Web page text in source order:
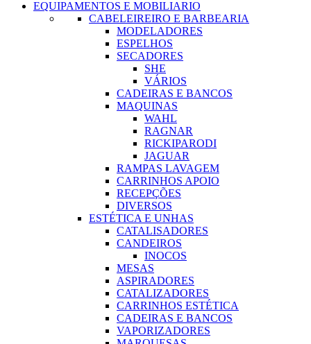
EQUIPAMENTOS E MOBILIARIO
CABELEIREIRO E BARBEARIA
MODELADORES
ESPELHOS
SECADORES
SHE
VÁRIOS
CADEIRAS E BANCOS
MAQUINAS
WAHL
RAGNAR
RICKIPARODI
JAGUAR
RAMPAS LAVAGEM
CARRINHOS APOIO
RECEPÇÕES
DIVERSOS
ESTÉTICA E UNHAS
CATALISADORES
CANDEIROS
INOCOS
MESAS
ASPIRADORES
CATALIZADORES
CARRINHOS ESTÉTICA
CADEIRAS E BANCOS
VAPORIZADORES